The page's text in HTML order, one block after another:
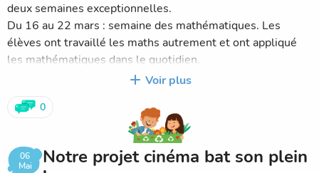
deux semaines exceptionnelles.
Du 16 au 22 mars : semaine des mathématiques. Les
élèves ont travaillé les maths autrement et ont appliqué
les mathématiques dans le quotidien.
Du 23 au 29 mars : semaine des langues. Nous remercions
les parents ou grands-parents d'élèves qui sont venus faire
découvrir les us et coutumes de différents pays ainsi que
certains mots de langues différentes. Les CP-CE ont appris
à dire bonjour dans de nombreuses langues. Les plus
grands ont travaillé sur le thème du cinéma avec des
Voir plus
0
06
Mai
Notre projet cinéma bat son plein